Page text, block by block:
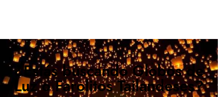
¿Estás buscando Globos de
Luz o Farolitos Tailandeses?